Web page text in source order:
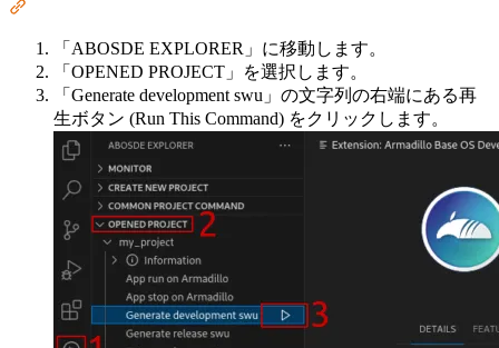
「ABOSDE EXPLORER」に移動します。
「OPENED PROJECT」を選択します。
「Generate development swu」の文字列の右端にある再
生ボタン (Run This Command) をクリックします。